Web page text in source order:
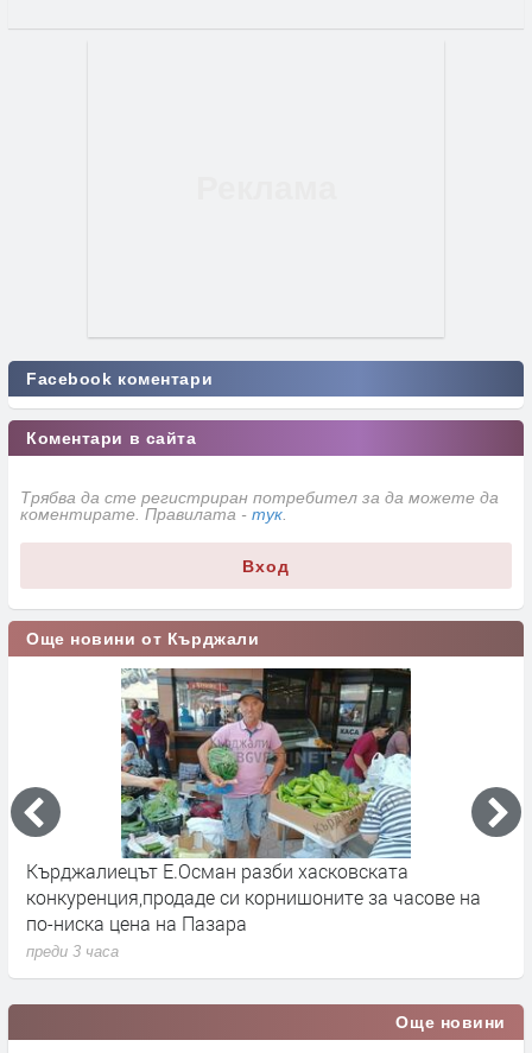
Facebook коментари
Коментари в сайта
Трябва да сте регистриран потребител за да можете да
коментирате. Правилата - тук
Вход
Още новини от Кърджали
Кърджалиецът Е.Осман разби хасковската
конкуренция,продаде си корнишоните за часове на
по-ниска цена на Пазара
преди 3 часа
Още новини